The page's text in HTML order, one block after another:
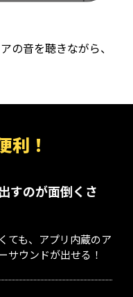
の音を聴きながら、
利！
すのが面倒くさ
ても、アプリ内蔵のア
サウンドが出せる！